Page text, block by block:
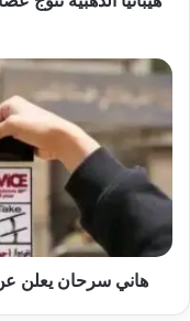
هاني
سرحان
يعلن
عن
مفاجأة
2026..
بني
مزار
هاني سرحان يعلن عن مفاجأة 2026..